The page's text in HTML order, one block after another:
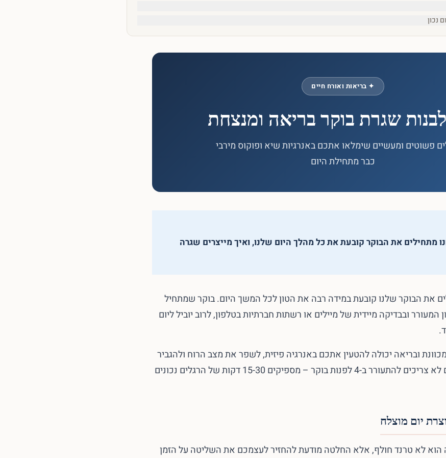
נכון
✦ בריאות ואורח חיים
שגרת בוקר בריאה ומנצחת
פשוטים ומעשיים שימלאו אתכם באנרגיות שיא ופוקוס מירבי
כבר מתחילת היום
מתחילים את הבוקר קובעת את כל מהלך היום שלנו, ואיך מייצרים שגרה
את הבוקר שלנו קובעת במידה רבה את הטון לכל המשך היום. בוקר שמתחיל
ובבדיקה מיידית של מיילים או רשתות חברתיות בטלפון, לרוב יוביל ליום
ובריאה יכולה להטעין אתכם באנרגיה פיזית, לשפר את מצב הרוח ולהגביר
את הפרודוקטיביות. אתם לא צריכים להתעורר ב-4 לפנות בוקר – מספיקים 15-30 דקות של הרגלים נכונים
יום מוצלח
הוא לא טרנד חולף, אלא החלטה מודעת להחזיר לעצמכם את השליטה על הזמן